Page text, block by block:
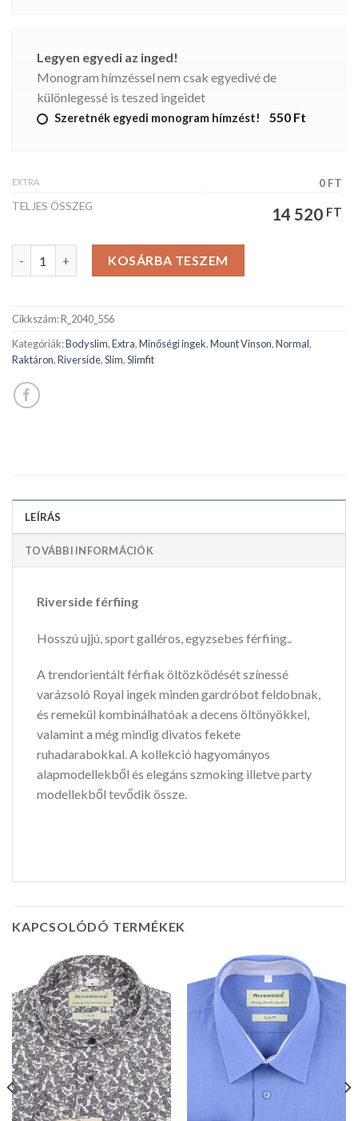
Legyen egyedi az inged!
Monogram hímzéssel nem csak egyedivé de
különlegessé is teszed ingeidet
Szeretnék egyedi monogram hímzést! 550 Ft
EXTRA
0 FT
TELJES ÖSSZEG
14 520 FT
Riverside férfiing mennyiségKOSÁRBA TESZEM
Cikkszám:R_2040_556
Kategóriák:Bodyslim,Extra,Minőségi ingek,Mount Vinson,Normal,
Raktáron,Riverside,Slim,Slimfit
LEÍRÁS
TOVÁBBI INFORMÁCIÓK
Riverside férfiing
Hosszú ujjú, sport galléros, egyzsebes férfiing..
A trendorientált férfiak öltözködését színessé
varázsoló Royal ingek minden gardróbot feldobnak,
és remekül kombinálhatóak a decens öltönyökkel,
valamint a még mindig divatos fekete
ruhadarabokkal. A kollekció hagyományos
alapmodellekből és elegáns szmoking illetve party
modellekből tevődik össze.
KAPCSOLÓDÓ TERMÉKEK